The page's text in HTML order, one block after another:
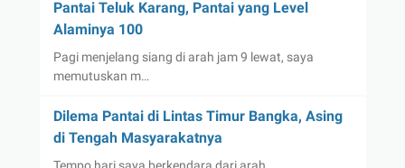
Pantai Teluk Karang, Pantai yang Level
Alaminya 100
Pagi menjelang siang di arah jam 9 lewat, saya
memutuskan m…
Dilema Pantai di Lintas Timur Bangka, Asing
di Tengah Masyarakatnya
Tempo hari saya berkendara dari arah